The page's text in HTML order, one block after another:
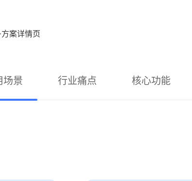
方案详情页
场景 行业痛点 核心功能